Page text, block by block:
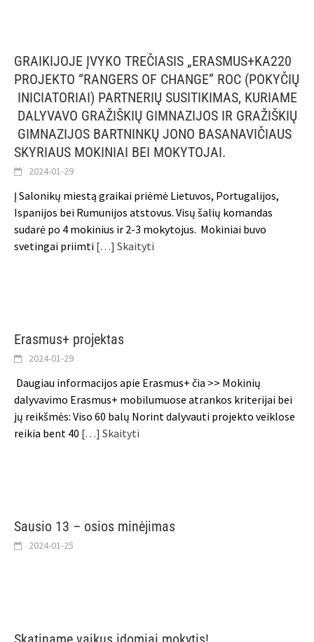
GRAIKIJOJE ĮVYKO TREČIASIS „ERASMUS+KA220
PROJEKTO “RANGERS OF CHANGE” ROC (POKYČIŲ
INICIATORIAI) PARTNERIŲ SUSITIKIMAS, KURIAME
DALYVAVO GRAŽIŠKIŲ GIMNAZIJOS IR GRAŽIŠKIŲ
GIMNAZIJOS BARTNINKŲ JONO BASANAVIČIAUS
SKYRIAUS MOKINIAI BEI MOKYTOJAI.
2024-01-29
Į Salonikų miestą graikai priėmė Lietuvos, Portugalijos,
Ispanijos bei Rumunijos atstovus. Visų šalių komandas
sudarė po 4 mokinius ir 2-3 mokytojus. Mokiniai buvo
svetingai priimti […] Skaityti
Erasmus+ projektas
2024-01-29
Daugiau informacijos apie Erasmus+ čia >> Mokinių
dalyvavimo Erasmus+ mobilumuose atrankos kriterijai bei
jų reikšmės: Viso 60 balų Norint dalyvauti projekto veiklose
reikia bent 40 […] Skaityti
Sausio 13 – osios minėjimas
2024-01-25